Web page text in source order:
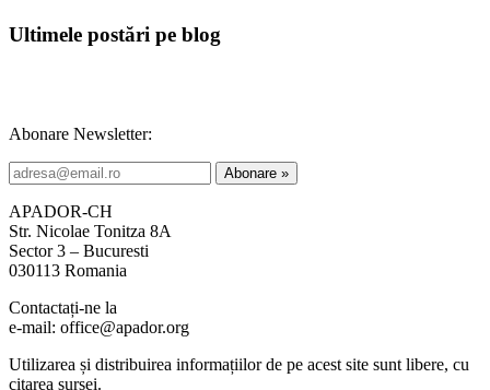
Ultimele postări pe blog
Abonare Newsletter:
APADOR-CH
Str. Nicolae Tonitza 8A
Sector 3 – Bucuresti
030113 Romania
Contactați-ne la
e-mail: office@apador.org
Utilizarea și distribuirea informațiilor de pe acest site sunt libere, cu
citarea sursei.